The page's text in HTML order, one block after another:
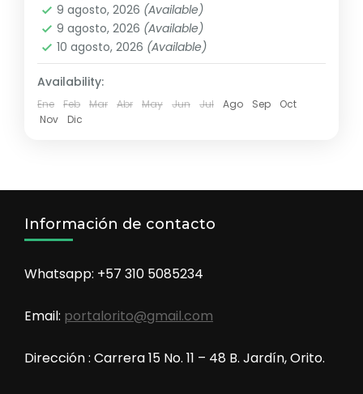
destino escondido en el sur...
Chigayaco,Corunta,K'uychi-Mila
Escondida ,Mayju, Sagy Ecolodge
Medio
2 Personas
9 agosto, 2026 (Available)
9 agosto, 2026 (Available)
10 agosto, 2026 (Available)
Availability:
Ene Feb Mar Abr May Jun Jul Ago Sep
Oct
Nov
Dic
Información de contacto
Whatsapp: +57 310 5085234
Email: portalorito@gmail.com
Dirección : Carrera 15 No. 11 – 48 B. Jardín, Orito.